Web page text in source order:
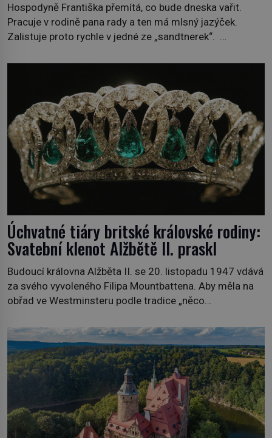
Hospodyně Františka přemítá, co bude dneska vařit.
Pracuje v rodině pana rady a ten má mlsný jazýček.
Zalistuje proto rychle v jedné ze „sandtnerek“.
povzdechne si směrem ke služce, kterou má v kuchyni k
ruce. Ještě v prvních letech nové republiky fungoval kvůli
nedostatku zboží přídělový systém. […]
Úchvatné tiáry britské královské rodiny:
Svatební klenot Alžbětě II. praskl
Budoucí královna Alžběta II. se 20. listopadu 1947 vdává
za svého vyvoleného Filipa Mountbattena. Aby měla na
obřad ve Westminsteru podle tradice „něco
soukromé kolekce – diamantovou tiáru královny Marie.
„Je to ošklivá špičatá tiára,“ zhodnotil klenot britský
politik Sir Henry Channon (1897–1958), když si […]